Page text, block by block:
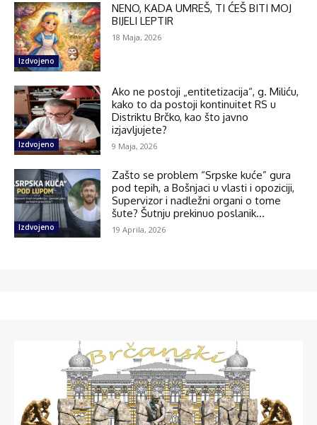
Izdvojeno
NENO, KADA UMREŠ, TI ĆEŠ BITI MOJ
BIJELI LEPTIR
18 Maja, 2026
Izdvojeno
Ako ne postoji „entitetizacija“, g. Miliću,
kako to da postoji kontinuitet RS u
Distriktu Brčko, kao što javno
izjavljujete?
9 Maja, 2026
Izdvojeno
Zašto se problem “Srpske kuće” gura
pod tepih, a Bošnjaci u vlasti i opoziciji,
Supervizor i nadležni organi o tome
šute? Šutnju prekinuo poslanik...
19 Aprila, 2026